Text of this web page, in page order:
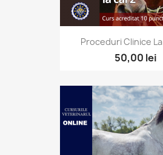
Proceduri Clinice La
50,00 lei